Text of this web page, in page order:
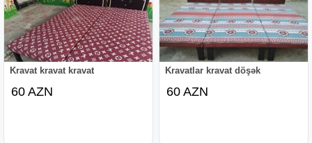
Kravat kravat kravat
60 AZN
Kravatlar kravat döşək
60 AZN